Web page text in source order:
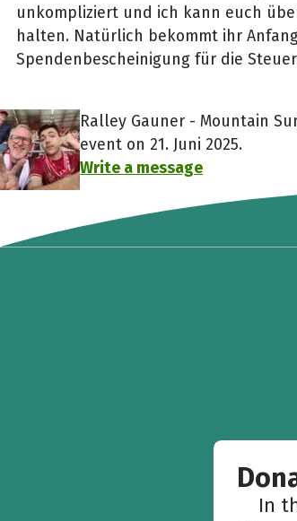
unkompliziert und ich kann euch
halten. Natürlich bekommt ihr
Spendenbescheinigung für die
Ralley Gauner - Mountain
event on 21. Juni 2025.
Write a message
In